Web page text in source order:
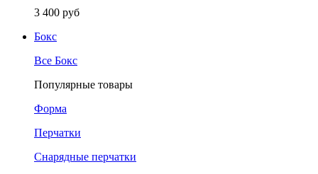
3 400 руб
Бокс
Все Бокс
Популярные товары
Форма
Перчатки
Снарядные перчатки